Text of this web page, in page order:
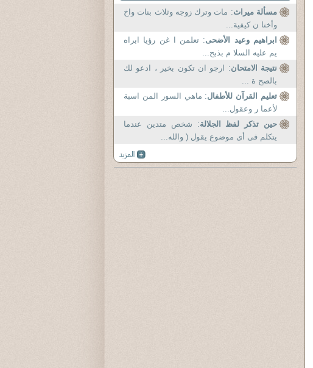
مسألة ميراث: مات وترك زوجه وثلاث بنات واخ
وأختا ن كيفية...
ابراهيم وعيد الأضحى: تعلمن ا غن رؤيا ابراه
يم عليه السلا م بذبح...
نتيجة الامتحان: ارجو ان تكون بخير ، ادعو لك
بالصح ة ...
تعليم القرآن للأطفال: ماهي السور المن اسبة
لأعما ر وعقول...
حين تذكر لفظ الجلالة: شخص متدين عندما
يتكلم فى أى موضوع يقول ( والله...